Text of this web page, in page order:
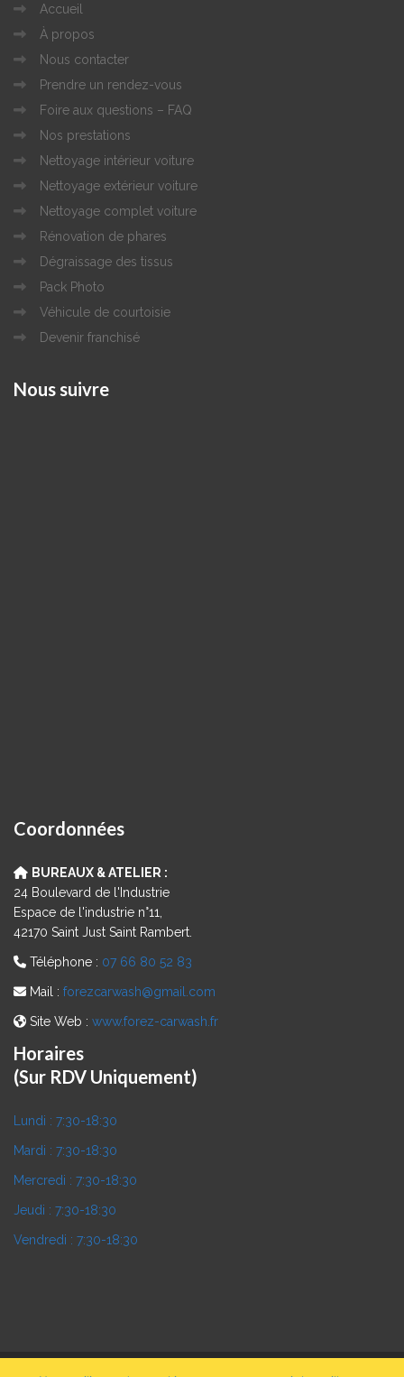
Accueil
À propos
Nous contacter
Prendre un rendez-vous
Foire aux questions – FAQ
Nos prestations
Nettoyage intérieur voiture
Nettoyage extérieur voiture
Nettoyage complet voiture
Rénovation de phares
Dégraissage des tissus
Pack Photo
Véhicule de courtoisie
Devenir franchisé
Nous suivre
Coordonnées
BUREAUX & ATELIER :
24 Boulevard de l'Industrie
Espace de l'industrie n°11,
42170 Saint Just Saint Rambert.
Téléphone : 07 66 80 52 83
Mail : forezcarwash@gmail.com
Site Web : www.forez-carwash.fr
Horaires
(Sur RDV Uniquement)
Lundi : 7:30-18:30
Mardi : 7:30-18:30
Mercredi : 7:30-18:30
Jeudi : 7:30-18:30
Vendredi : 7:30-18:30